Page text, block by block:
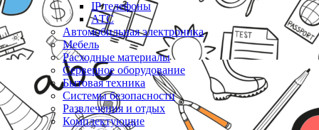
IP телефоны
АТС
Автомобильная электроника
Мебель
Расходные материалы
Серверное оборудование
Бытовая техника
Системы безопасности
Развлечения и отдых
Комплектующие